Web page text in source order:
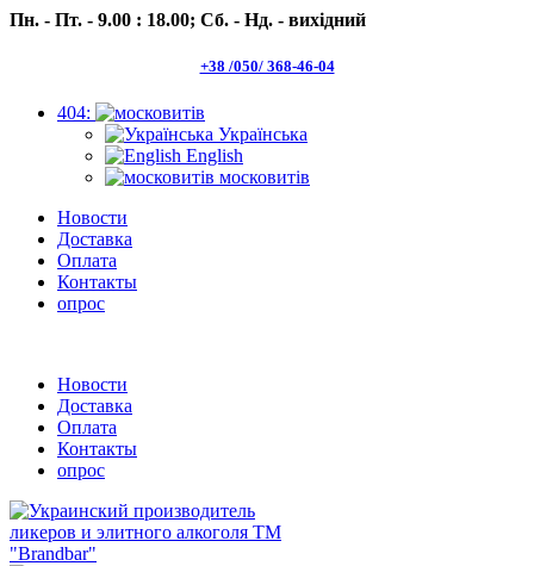
Пн. - Пт. - 9.00 : 18.00; Сб. - Нд. - вихідний
+38 /050/ 368-46-04
404:
Українська
English
московитів
Новости
Доставка
Оплата
Контакты
опрос
Новости
Доставка
Оплата
Контакты
опрос